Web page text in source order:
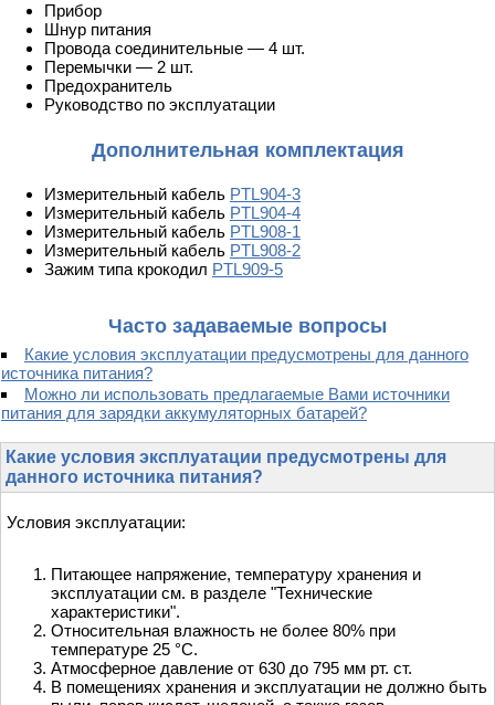
Прибор
Шнур питания
Провода соединительные — 4 шт.
Перемычки — 2 шт.
Предохранитель
Руководство по эксплуатации
Дополнительная комплектация
Измерительный кабель PTL904-3
Измерительный кабель PTL904-4
Измерительный кабель PTL908-1
Измерительный кабель PTL908-2
Зажим типа крокодил PTL909-5
Часто задаваемые вопросы
Какие условия эксплуатации предусмотрены для данного
источника питания?
Можно ли использовать предлагаемые Вами источники
питания для зарядки аккумуляторных батарей?
Какие условия эксплуатации предусмотрены для
данного источника питания?
Условия эксплуатации:
Питающее напряжение, температуру хранения и
эксплуатации см. в разделе "Технические
характеристики".
Относительная влажность не более 80% при
температуре 25 °С.
Атмосферное давление от 630 до 795 мм рт. ст.
В помещениях хранения и эксплуатации не должно быть